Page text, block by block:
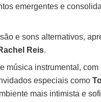
emergentes e
e sons alternativos,
Reis.
música instrumental,
especiais como
mais intimista e